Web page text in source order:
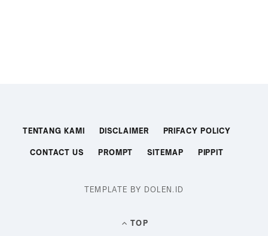
TENTANG KAMI DISCLAIMER PRIFACY POLICY
CONTACT US PROMPT SITEMAP PIPPIT
TEMPLATE BY DOLEN.ID
TOP